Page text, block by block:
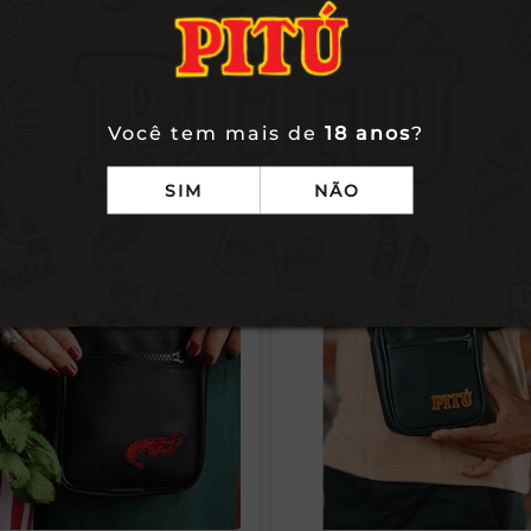
Você tem mais de 18 anos?
SIM NÃO
comprou, comprou